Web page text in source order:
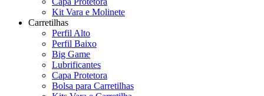
Kit Vara e Molinete
Carretilhas
Perfil Alto
Perfil Baixo
Big Game
Lubrificantes
Capa Protetora
Bolsa para Carretilhas